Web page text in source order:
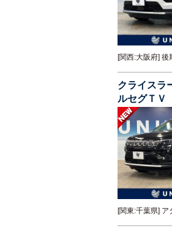
[関西:大阪府]
クライスラ
ルセグＴ
ｈ 電動リ
[関東:千葉県]